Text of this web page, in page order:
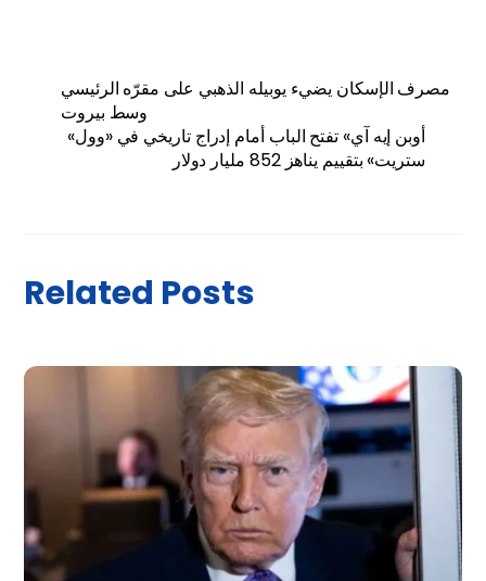
مصرف الإسكان يضيء يوبيله الذهبي على مقرّه الرئيسي
وسط بيروت
«أوبن إيه آي» تفتح الباب أمام إدراج تاريخي في «وول
ستريت» بتقييم يناهز 852 مليار دولار
Related Posts